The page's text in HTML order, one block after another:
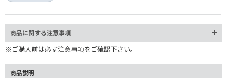
商品に関する注意事項
※ご購入前は必ず注意事項をご確認下さい。
商品説明